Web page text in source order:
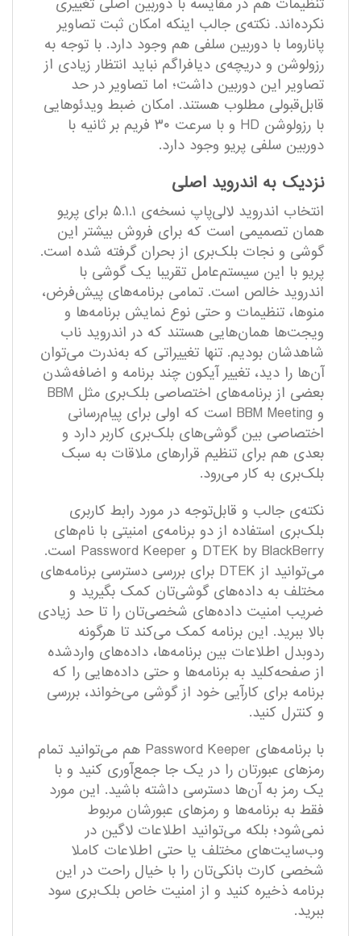
نکرده‌اند. نکته‌ی جالب اینکه امکان ثبت تصاویر
پاناروما با دوربین سلفی هم وجود دارد. با توجه به
رزولوشن و دریچه‌ی دیافراگم نباید انتظار زیادی از
تصاویر این دوربین داشت؛ اما تصاویر در حد
قابل‌قبولی مطلوب هستند. امکان ضبط ویدئو‌هایی
با رزولوشن HD و با سرعت ۳۰ فریم بر ثانیه با
دوربین سلفی پریو وجود دارد.
نزدیک به اندروید اصلی
انتخاب اندروید لالی‌پاپ نسخه‌ی ۵.۱.۱ برای پریو
همان تصمیمی است که برای فروش بیشتر این
گوشی و نجات بلک‌بری از بحران گرفته‌ شده است.
پریو با این سیستم‌عامل تقریبا یک گوشی با
اندروید خالص است. تمامی برنامه‌های پیش‌فرض،
منوها، تنظیمات و حتی نوع نمایش برنامه‌ها و
ویجت‌ها همان‌هایی هستند که در اندروید ناب
شاهدشان بودیم. تنها تغییراتی که به‌ندرت می‌توان
آن‌ها را دید، تغییر آیکون چند برنامه و اضافه‌شدن
بعضی از برنامه‌های اختصاصی بلک‌بری مثل BBM
و BBM Meeting است که اولی برای پیام‌رسانی
اختصاصی بین گوشی‌های بلک‌بری کاربر دارد و
بعدی هم برای تنظیم قرار‌های ملاقات به سبک
بلک‌بری به کار می‌رود.
نکته‌ی جالب و قابل‌توجه در مورد رابط کاربری
بلک‌بری استفاده از دو برنامه‌ی امنیتی با نام‌های
DTEK by BlackBerry و Password Keeper است.
می‌توانید از DTEK برای بررسی دسترسی برنامه‌های
مختلف به داده‌های گوشی‌تان کمک بگیرید و
ضریب امنیت داده‌های شخصی‌تان را تا حد زیادی
بالا ببرید. این برنامه کمک می‌کند تا هرگونه
ردوبدل اطلاعات بین برنامه‌ها، داده‌های واردشده
از صفحه‌کلید به برنامه‌ها و حتی داده‌هایی را که
برنامه برای کارآیی خود از گوشی می‌خواند، بررسی
و کنترل کنید.
با برنامه‌های Password Keeper هم می‌توانید تمام
رمز‌های عبورتان را در یک جا جمع‌آوری کنید و با
یک رمز به آن‌ها دسترسی داشته باشید. این مورد
فقط به برنامه‌ها و رمز‌های عبورشان مربوط
نمی‌شود؛ بلکه می‌توانید اطلاعات لاگین در
وب‌سایت‌های مختلف یا حتی اطلاعات کاملا
شخصی کارت بانکی‌تان را با خیال راحت در این
برنامه ذخیره کنید و از امنیت خاص بلک‌بری سود
ببرید.